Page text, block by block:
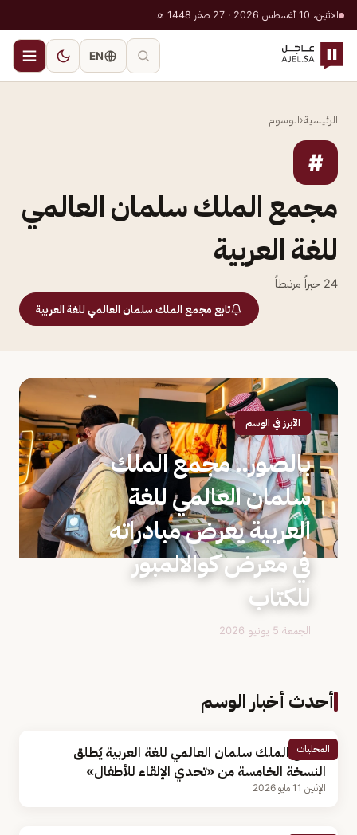
الاثنين، 10 أغسطس 2026 · 27 صفر 1448 هـ
EN
الرئيسية‹الوسوم
#
مجمع الملك سلمان العالمي
للغة العربية
24 خبراً مرتبطاً
تابع مجمع الملك سلمان العالمي للغة العربية
الأبرز في الوسم
بالصور.. مجمع الملك
سلمان العالمي للغة
العربية يعرض مبادراته
في معرض كوالالمبور
للكتاب
الجمعة 5 يونيو 2026
أحدث أخبار الوسم
المحليات
مجمع الملك سلمان العالمي للغة العربية يُطلق
النسخة الخامسة من «تحدي الإلقاء للأطفال»
الإثنين 11 مايو 2026